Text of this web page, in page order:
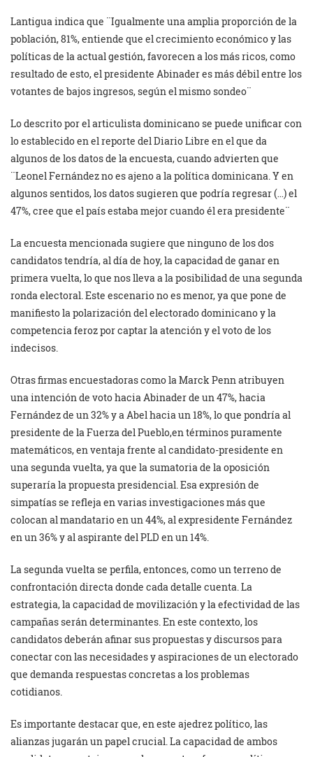
Lantigua indica que ¨Igualmente una amplia proporción de la
población, 81%, entiende que el crecimiento económico y las
políticas de la actual gestión, favorecen a los más ricos, como
resultado de esto, el presidente Abinader es más débil entre los
votantes de bajos ingresos, según el mismo sondeo¨
Lo descrito por el articulista dominicano se puede unificar con
lo establecido en el reporte del Diario Libre en el que da
algunos de los datos de la encuesta, cuando advierten que
¨Leonel Fernández no es ajeno a la política dominicana. Y en
algunos sentidos, los datos sugieren que podría regresar (…) el
47%, cree que el país estaba mejor cuando él era presidente¨
La encuesta mencionada sugiere que ninguno de los dos
candidatos tendría, al día de hoy, la capacidad de ganar en
primera vuelta, lo que nos lleva a la posibilidad de una segunda
ronda electoral. Este escenario no es menor, ya que pone de
manifiesto la polarización del electorado dominicano y la
competencia feroz por captar la atención y el voto de los
indecisos.
Otras firmas encuestadoras como la Marck Penn atribuyen
una intención de voto hacia Abinader de un 47%, hacia
Fernández de un 32% y a Abel hacia un 18%, lo que pondría al
presidente de la Fuerza del Pueblo,en términos puramente
matemáticos, en ventaja frente al candidato-presidente en
una segunda vuelta, ya que la sumatoria de la oposición
superaría la propuesta presidencial. Esa expresión de
simpatías se refleja en varias investigaciones más que
colocan al mandatario en un 44%, al expresidente Fernández
en un 36% y al aspirante del PLD en un 14%.
La segunda vuelta se perfila, entonces, como un terreno de
confrontación directa donde cada detalle cuenta. La
estrategia, la capacidad de movilización y la efectividad de las
campañas serán determinantes. En este contexto, los
candidatos deberán afinar sus propuestas y discursos para
conectar con las necesidades y aspiraciones de un electorado
que demanda respuestas concretas a los problemas
cotidianos.
Es importante destacar que, en este ajedrez político, las
alianzas jugarán un papel crucial. La capacidad de ambos